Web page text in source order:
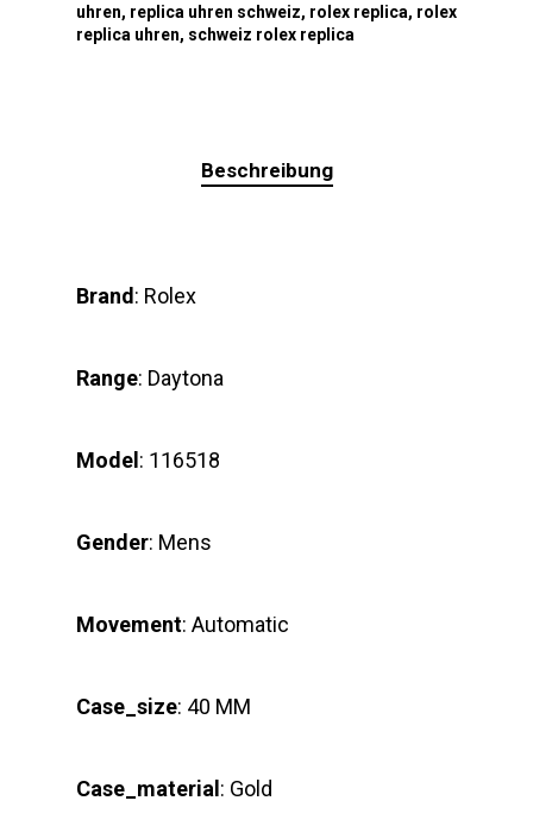
uhren, replica uhren schweiz, rolex replica, rolex
replica uhren, schweiz rolex replica
Beschreibung
Brand: Rolex
Range: Daytona
Model: 116518
Gender: Mens
Movement: Automatic
Case_size: 40 MM
Case_material: Gold